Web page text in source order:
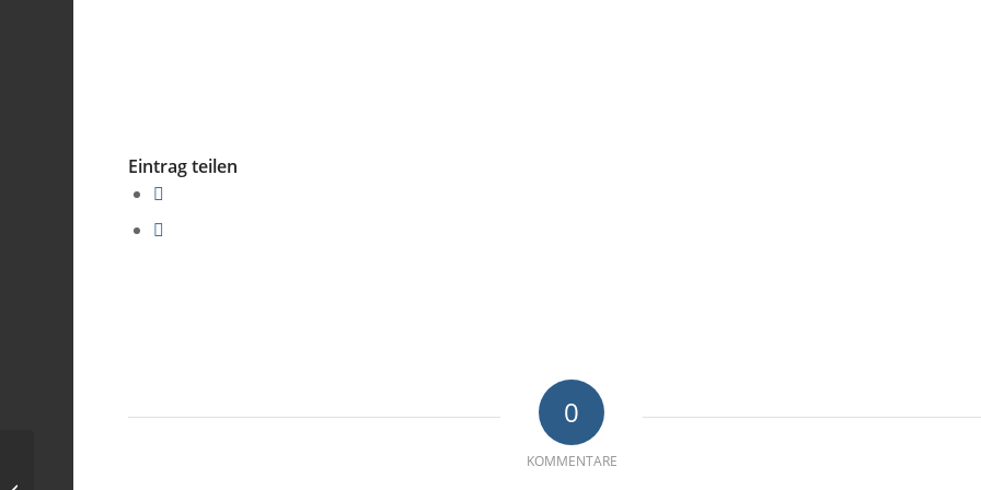
Eintrag teilen
0
KOMMENTARE